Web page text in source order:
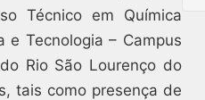
Técnico em Química
e Tecnologia – Campus
Rio São Lourenço do
tais como presença de